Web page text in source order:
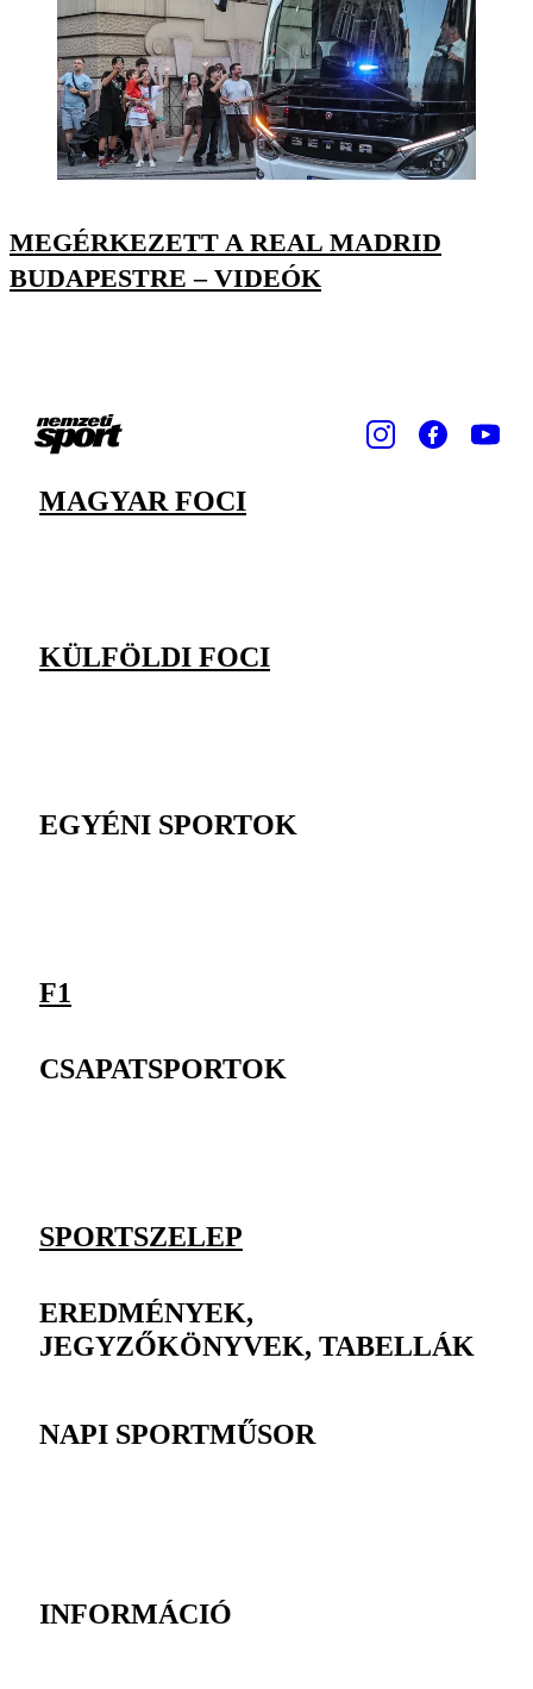
MEGÉRKEZETT A REAL MADRID
BUDAPESTRE – VIDEÓK
MAGYAR FOCI
KÜLFÖLDI FOCI
EGYÉNI SPORTOK
F1
CSAPATSPORTOK
SPORTSZELEP
EREDMÉNYEK,
JEGYZŐKÖNYVEK, TABELLÁK
NAPI SPORTMŰSOR
INFORMÁCIÓ